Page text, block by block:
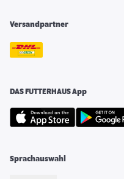
Versandpartner
DAS FUTTERHAUS App
Sprachauswahl